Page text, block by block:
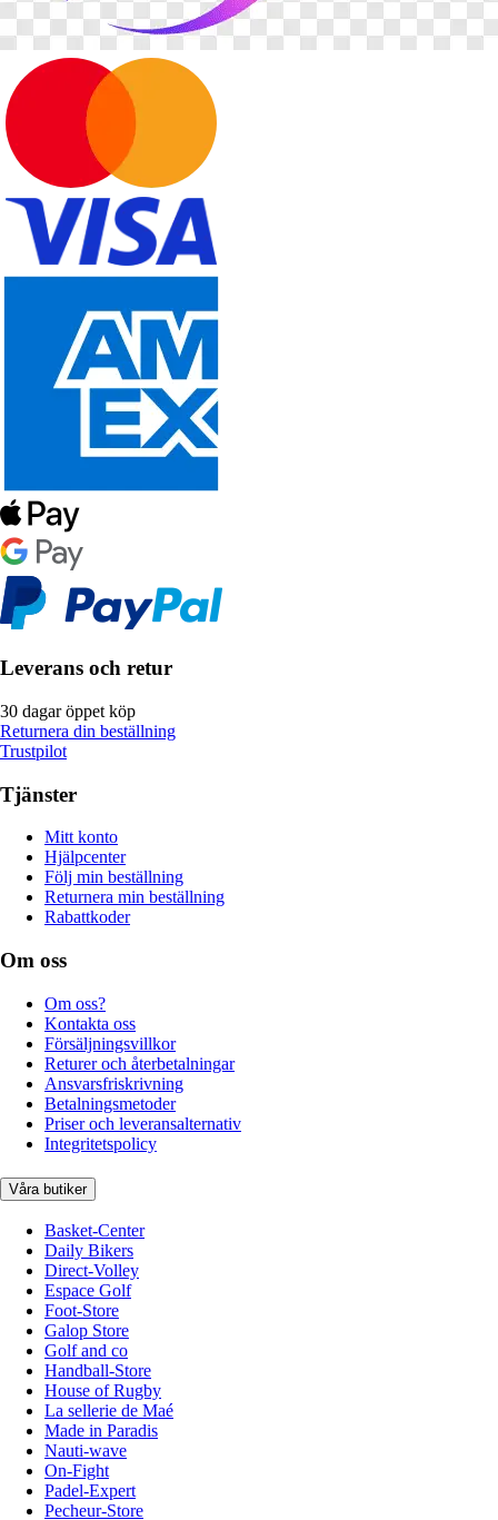
Leverans och retur
30 dagar öppet köp
Returnera din beställning
Trustpilot
Tjänster
Mitt konto
Hjälpcenter
Följ min beställning
Returnera min beställning
Rabattkoder
Om oss
Om oss?
Kontakta oss
Försäljningsvillkor
Returer och återbetalningar
Ansvarsfriskrivning
Betalningsmetoder
Priser och leveransalternativ
Integritetspolicy
Våra butiker
Basket-Center
Daily Bikers
Direct-Volley
Espace Golf
Foot-Store
Galop Store
Golf and co
Handball-Store
House of Rugby
La sellerie de Maé
Made in Paradis
Nauti-wave
On-Fight
Padel-Expert
Pecheur-Store